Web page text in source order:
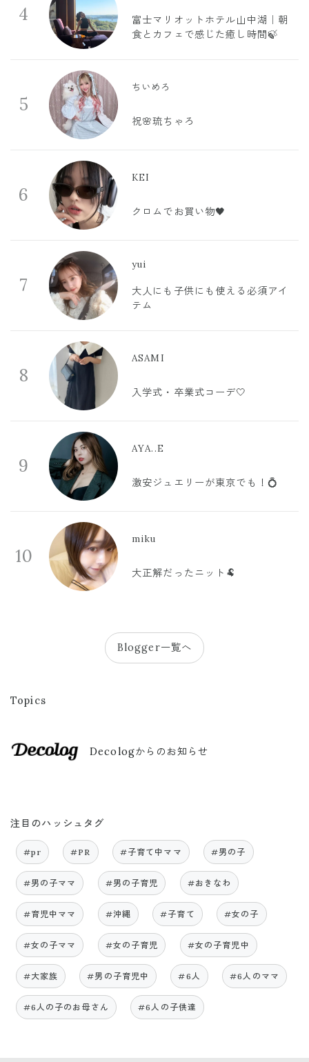
4
富士マリオットホテル山中湖｜朝
食とカフェで感じた癒し時間🍃
5
ちいめろ
祝🌸琉ちゃろ
6
KEI
クロムでお買い物🖤
7
yui
大人にも子供にも使える必須アイ
テム
8
ASAMI
入学式・卒業式コーデ🤍
9
AYA..E
激安ジュエリーが東京でも！💍
10
miku
大正解だったニット🐏
Blogger一覧へ
Topics
Decologからのお知らせ
注目のハッシュタグ
#pr #PR #子育て中ママ #男の子
#男の子ママ #男の子育児 #おきなわ
#育児中ママ #沖縄 #子育て #女の子
#女の子ママ #女の子育児 #女の子育児中
#大家族 #男の子育児中 #6人 #6人のママ
#6人の子のお母さん #6人の子供達